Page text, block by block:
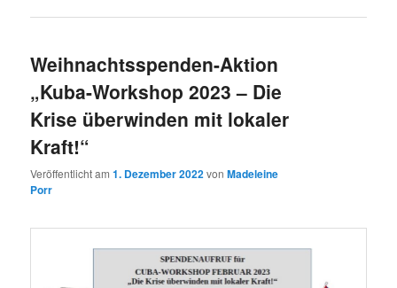
Weihnachtsspenden-Aktion
„Kuba-Workshop 2023 – Die
Krise überwinden mit lokaler
Kraft!“
Veröffentlicht am1. Dezember 2022vonMadeleine
Porr